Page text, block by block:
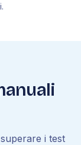
i test